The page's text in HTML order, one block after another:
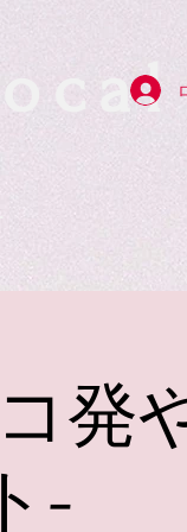
発
-